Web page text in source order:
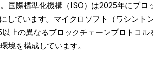
国際標準化機構（ISO）は2025年にブ
ています。マイクロソフト（ワシント
上の異なるブロックチェーンプロトコ
境を構成しています。